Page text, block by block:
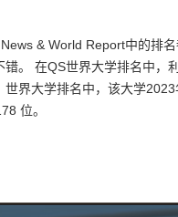
& World Report中的排名
错。 在QS世界大学排名中
界大学排名中，该大学
位。